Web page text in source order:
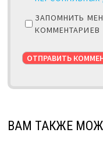
ЗАПОМНИТЬ
КОММЕНТАРИЕВ
ВАМ ТАКЖЕ